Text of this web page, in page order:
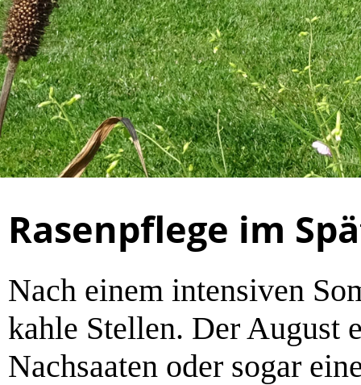
Rasenpflege im
Nach einem intensiven
kahle Stellen. Der August
Nachsaaten oder sogar